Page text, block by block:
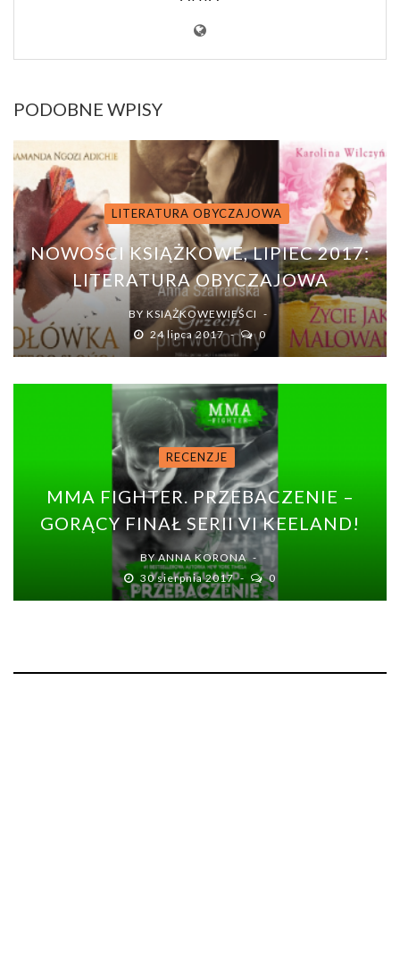
PODOBNE WPISY
LITERATURA OBYCZAJOWA
NOWOŚCI KSIĄŻKOWE, LIPIEC 2017:
LITERATURA OBYCZAJOWA
BY KSIĄŻKOWEWIEŚCI
24 lipca 2017
0
RECENZJE
MMA FIGHTER. PRZEBACZENIE –
GORĄCY FINAŁ SERII VI KEELAND!
BYANNA KORONA
30 sierpnia 2017
0